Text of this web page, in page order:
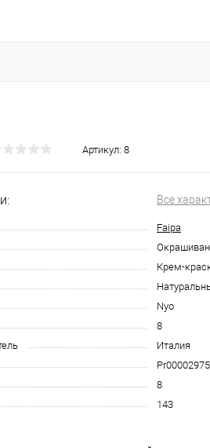
Артикул: 8
Все
Faipa
Крем-
Nyo
8
Италия
8
143